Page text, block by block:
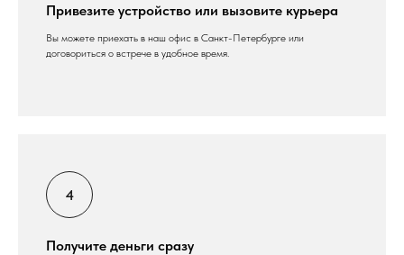
Привезите устройство или вызовите курьера
Вы можете приехать в наш офис в Санкт-Петербурге или
договориться о встрече в удобное время.
Получите деньги сразу